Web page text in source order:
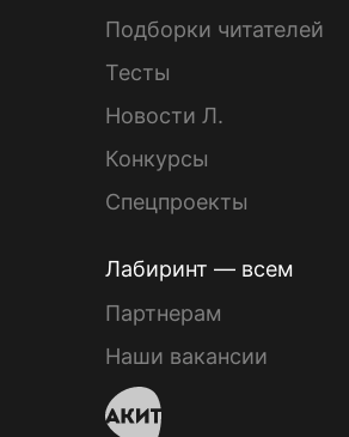
Подборки читателей
Тесты
Новости Л.
Конкурсы
Спецпроекты
Лабиринт — всем
Партнерам
Наши вакансии